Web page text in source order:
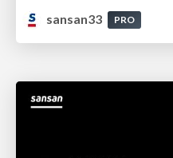
sansan33
PRO